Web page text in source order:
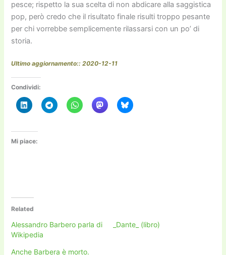
pesce; rispetto la sua scelta di non abdicare alla saggistica
pop, però credo che il risultato finale risulti troppo pesante
per chi vorrebbe semplicemente rilassarsi con un po’ di
storia.
Ultimo aggiornamento:: 2020-12-11
Condividi:
Mi piace:
Related
Alessandro Barbero parla di
Wikipedia
_Dante_ (libro)
Anche Barbera è morto.